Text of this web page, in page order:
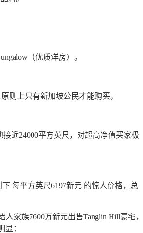
（优质洋房）。
则上只有新加坡公民才能购买。
近24000平方英尺，对超高净值买家极
下 每平方英尺6197新元的惊人价格，总
家族7600万新元出售Tanglin Hill豪宅，
：